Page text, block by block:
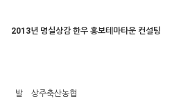
2013년 명실상감 한우 홍보테마타운 컨설팅
발 상주축산농협